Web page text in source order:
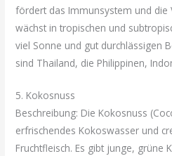
fördert das Immunsystem und die
wächst in tropischen und
viel Sonne und gut durchlässigen
sind Thailand, die Philippinen,
5. Kokosnuss
Beschreibung: Die Kokosnuss
erfrischendes Kokoswasser und
Fruchtfleisch. Es gibt junge, grüne